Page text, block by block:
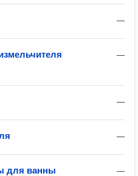
—
—
—
—
—
для ванны